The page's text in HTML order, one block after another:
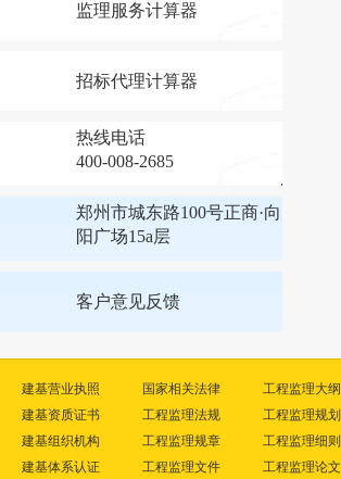
监理服务计算器
招标代理计算器
热线电话
400-008-2685
郑州市城东路100号正商·向
阳广场15a层
客户意见反馈
建基营业执照
建基资质证书
建基组织机构
建基体系认证
国家相关法律
工程监理法规
工程监理规章
工程监理文件
工程监理大纲
工程监理规划
工程监理细则
工程监理论文